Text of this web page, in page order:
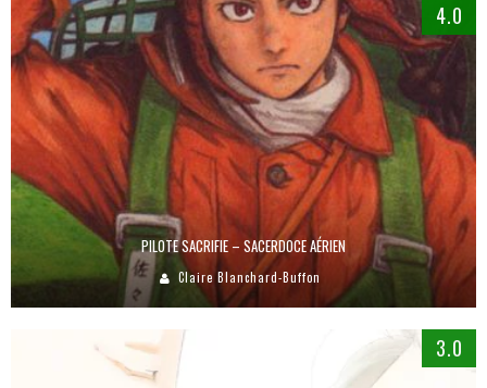
4.0
PILOTE SACRIFIE – SACERDOCE AÉRIEN
Claire Blanchard-Buffon
3.0